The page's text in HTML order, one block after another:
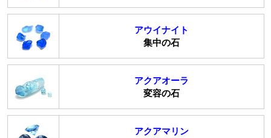
アウイナイト
集中の石
アクアオーラ
変容の石
アクアマリン